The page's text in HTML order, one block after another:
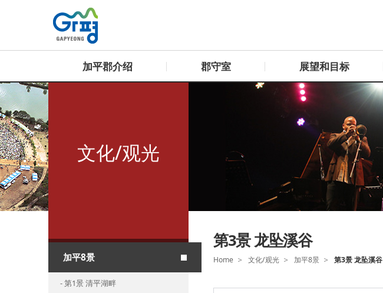
加平郡介绍 郡守室 展望和目标
文化/观光
加平8景
第1景 清平湖畔
第3景 龙坠溪谷
Home 文化/观光 加平8景 第3景 龙坠溪谷